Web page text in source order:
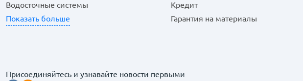
Водосточные системы
Показать больше
Кредит
Гарантия на материалы
Присоединяйтесь и узнавайте новости первыми